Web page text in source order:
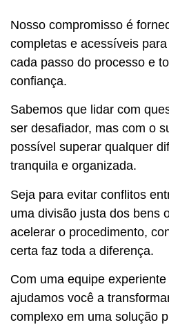
Nosso compromisso é
completas e acessíveis
cada passo do processo e
confiança.
Sabemos que lidar com
ser desafiador, mas com o
possível superar qualquer
tranquila e organizada.
Seja para evitar conflitos
uma divisão justa dos bens
acelerar o procedimento,
certa faz toda a diferença.
Com uma equipe
ajudamos você a
complexo em uma solução